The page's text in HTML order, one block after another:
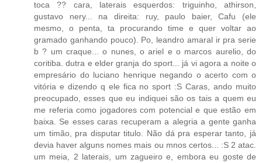
toca ?? cara, laterais esquerdos: triguinho, athirson,
gustavo nery... na direita: ruy, paulo baier, Cafu (ele
mesmo, o penta, ta procurando time e quer voltar ao
gramado ganhando pouco). Po, leandro amaral ir pra serie
b ? um craque... o nunes, o ariel e o marcos aurelio, do
coritiba. dutra e elder granja do sport... já vi agora a noite o
empresário do luciano henrique negando o acerto com o
vitória e dizendo q ele fica no sport :S Caras, ando muito
preocupado, esses que eu indiquei são os tais a quem eu
me referia como jogadores com potencial e que estão em
baixa. Se esses caras recuperam a alegria a gente ganha
um timão, pra disputar titulo. Não dá pra esperar tanto, já
devia haver alguns nomes mais ou mnos certos... :S 2 atac.
um meia, 2 laterais, um zagueiro e, embora eu goste de